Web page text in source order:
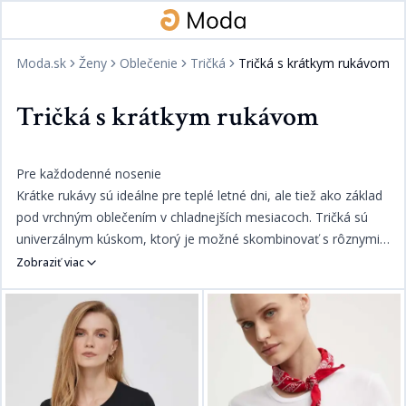
Moda.sk Ženy Oblečenie Tričká Tričká s krátkym rukávom
Tričká s krátkym rukávom
Pre každodenné nosenie​​​​‌ ‍ ​‍​‍‌‍ ‌ ​‍‌‍‍‌‌‍‌ ‌‍‍‌‌‍ ‍​‍​‍​ ‍‍​‍​‍‌ ​ ‌‍​‌‌‍ ‍‌‍‍‌‌ ‌​‌ ‍‌​‍ ‍‌‍‍‌‌‍ ​‍​‍​‍ ​​‍​‍‌‍‍​‌ ​‍‌‍‌‌‌‍‌‍​‍​‍​ ‍‍​‍​‍‌‍‍​‌ ‌​‌ ‌​‌ ​​​ ‍‍​‍ ​‍ ‌‍ ​‌‍ ‌‍​ ‌‍​‌‌‍ ​‌‍‍​‌‍ ‌ ​ ‌ ‌​​ ‍‍​ ​ ​ ​​​ ​​​ ​​​‍ ‌ ​ ‌ ‌​‌ ‌‌‌‍‌​‌‍‍‌‌‍ ​‍ ‌‍‍‌‌‍ ‍‌ ‌​‌‍‌‌‌‍ ‍‌ ‌​​‍ ‌‍‌‌‌‍‌​‌‍‍‌‌ ‌​​‍ ‌‍ ‌‌‍ ‌‍‌​‌‍‌‌​ ‌‌ ​​‌ ​‍‌‍‌‌‌ ​ ‌‍‌‌‌‍ ‍‌ ‌​‌‍​‌‌ ‌​‌‍‍‌‌‍ ‌‍ ‍​ ‍ ‌‍‍‌‌‍‌​​ ‌​ ​‌​ ‍​​ ‍​‌‍‌​​ ​‌​ ‍‌​ ​​​ ‍​​‍ ‌‌‍​‍​ ‌ ​ ‍​​ ‍​​‍ ‌​ ‌​​ ‍​​ ‌‌​ ‍‌​‍ ‌‌‍​‍​ ​ ​ ​‌​ ​‍​‍ ‌​ ‌‌​ ‌‍​ ​ ‌‍​‍​ ​​​ ‌ ‌‍‌​‌‍​ ​ ​​​ ‌‍‌‍‌‍​ ‌‌​ ‍ ‌ ‌​‌ ‍‌‌ ​​‌‍‌‌​ ‌‌‍​ ‌‍​‌‌ ‌​‌‍‌‌‌‍‌ ‌‍ ‌ ​‍‌‍‍‌‌‍‌‌‌ ​ ​ ‍ ‌ ​​‌‍​‌‌ ‌​‌‍‍​​ ‌‌ ​​‌ ​‍‌‍‍‌‌‍ ‌‌‍​‌‌ ​‍‌ ‍‌‌‌‌​‌‍‌‌‌ ‍​‌ ‌​​‍‌‌​ ‌‌‌​​‍‌‌ ‌‍‍ ‌‍‌‌‌ ‍‌​‍‌‌​ ​ ‌​‌​​‍‌‌​ ​ ‌​‌​​‍‌‌​ ​‍​ ​‍​ ​ ​ ​‍‌‍‌‍‌‍​ ​ ‍​​ ‌‌​ ‌‌‌‍‌‌​ ‌‌​ ​‍​ ‌​‌‍​‌​‍‌‌​ ​‍​ ​‍​‍‌‌​ ‌‌‌​‌​​‍ ‍‌‍​ ‌‍‍​‌‍‍‌‌‍ ​‌‍‌​‌ ​‍‌‍‌‌‌‍ ‍​‍‌‌​ ‌‌‌​​‍‌‌ ‌‍‍ ‌‍‌‌‌ ‍‌​‍‌‌​ ​ ‌​‌​​‍‌‌​ ​ ‌​‌​​‍‌‌​ ​‍​ ​‍​ ​ ​ ‍‌​ ​ ‌‍‌​​ ‌‍‌‍‌‍​ ​ ​ ‍‌‌‍‌‍​ ​​‌‍‌‌​ ‍​​ ​​​‍‌‌​ ​‍​ ​‍​‍‌‌​ ‌‌‌​‌​​‍ ‍‌ ‌​‌‍‌‌‌ ‍​‌ ‌​​ ‌‍​‍‌‍​‌‌ ​ ‌‍‌‌‌‌‌‌‌ ​‍‌‍ ​​ ‌‌‍‍​‌ ‌​‌ ‌​‌ ​​​‍‌‌​ ​ ‌​​‌​‍‌‌​ ​‍‌​‌‍​‍‌‌​ ​‍‌​‌‍‌‍ ​‌‍ ‌‍​ ‌‍​‌‌‍ ​‌‍‍​‌‍ ‌ ​ ‌ ‌​​‍‌‌​ ​ ‌​​‌​ ​ ​ ​​​ ​​​ ​​​‍‌‌​ ​‍‌​‌‍‌ ​ ‌ ‌​‌ ‌‌‌‍‌​‌‍‍‌‌‍ ​‍‌‍‌‍‍‌‌‍‌​​ ‌​ ​‌​ ‍​​ ‍​‌‍‌​​ ​‌​ ‍‌​ ​​​ ‍​​‍ ‌‌‍​‍​ ‌ ​ ‍​​ ‍​​‍ ‌​ ‌​​ ‍​​ ‌‌​ ‍‌​‍ ‌‌‍​‍​ ​ ​ ​‌​ ​‍​‍ ‌​ ‌‌​ ‌‍​ ​ ‌‍​‍​ ​​​ ‌ ‌‍‌​‌‍​ ​ ​​​ ‌‍‌‍‌‍​ ‌‌​‍‌‍‌ ‌​‌ ‍‌‌ ​​‌‍‌‌​ ‌‌‍​ ‌‍​‌‌ ‌​‌‍‌‌‌‍‌ ‌‍ ‌ ​‍‌‍‍‌‌‍‌‌‌ ​ ​‍‌‍‌ ​​‌‍​‌‌ ‌​‌‍‍​​ ‌‌ ​​‌ ​‍‌‍‍‌‌‍ ‌‌‍​‌‌ ​‍‌ ‍‌‌‌‌​‌‍‌‌‌ ‍​‌ ‌​​‍‌‌​ ‌‌‌​​‍‌‌ ‌‍‍ ‌‍‌‌‌ ‍‌​‍‌‌​ ​ ‌​‌​​‍‌‌​ ​ ‌​‌​​‍‌‌​ ​‍​ ​‍​ ​ ​ ​‍‌‍‌‍‌‍​ ​ ‍​​ ‌‌​ ‌‌‌‍‌‌​ ‌‌​ ​‍​ ‌​‌‍​‌​‍‌‌​ ​‍​ ​‍​‍‌‌​ ‌‌‌​‌​​‍ ‍‌‍​ ‌‍‍​‌‍‍‌‌‍ ​‌‍‌​‌ ​‍‌‍‌‌‌‍ ‍​‍‌‌​ ‌‌‌​​‍‌‌ ‌‍‍ ‌‍‌‌‌ ‍‌​‍‌‌​ ​ ‌​‌​​‍‌‌​ ​ ‌​‌​​‍‌‌​ ​‍​ ​‍​ ​ ​ ‍‌​ ​ ‌‍‌​​ ‌‍‌‍‌‍​ ​ ​ ‍‌‌‍‌‍​ ​​‌‍‌‌​ ‍​​ ​​​‍‌‌​ ​‍​ ​‍​‍‌‌​ ‌‌‌​‌​​‍ ‍‌ ‌​‌‍‌‌‌ ‍​‌ ‌​​‍‌‍‌ ​​‌‍‌‌‌ ​‍‌ ​ ‌ ​​‌‍‌‌‌‍​ ‌ ‌​‌‍‍‌‌ ‌‍‌‍‌‌​ ‌‌ ​​‌ ‌‌‌‍​‍‌‍ ​‌‍‍‌‌ ​ ‌‍‍​‌‍‌‌‌‍‌​​‍​‍‌ ‌
Krátke rukávy sú ideálne pre teplé letné dni, ale tiež ako základ
pod vrchným oblečením v chladnejších mesiacoch. Tričká sú
univerzálnym kúskom, ktorý je možné skombinovať s rôznymi
typmi oblečenia, od džínsov po sukne.​​​​‌ ‍ ​‍​‍‌‍ ‌ ​‍‌‍‍‌‌‍‌ ‌‍‍‌‌‍ ‍​‍​‍​ ‍‍​‍​‍‌ ​ ‌‍​‌‌‍ ‍‌‍‍‌‌ ‌​‌ ‍‌​‍ ‍‌‍‍‌‌‍ ​‍​‍​‍ ​​‍​‍‌‍‍​‌ ​‍‌‍‌‌‌‍‌‍​‍​‍​ ‍‍​‍​‍‌‍‍​‌ ‌​‌ ‌​‌ ​​​ ‍‍​‍ ​‍ ‌‍ ​‌‍ ‌‍​ ‌‍​‌‌‍ ​‌‍‍​‌‍ ‌ ​ ‌ ‌​​ ‍‍​ ​ ​ ​​​ ​​​ ​​​‍ ‌ ​ ‌ ‌​‌ ‌‌‌‍‌​‌‍‍‌‌‍ ​‍ ‌‍‍‌‌‍ ‍‌ ‌​‌‍‌‌‌‍ ‍‌ ‌​​‍ ‌‍‌‌‌‍‌​‌‍‍‌‌ ‌​​‍ ‌‍ ‌‌‍ ‌‍‌​‌‍‌‌​ ‌‌ ​​‌ ​‍‌‍‌‌‌ ​ ‌‍‌‌‌‍ ‍‌ ‌​‌‍​‌‌ ‌​‌‍‍‌‌‍ ‌‍ ‍​ ‍ ‌‍‍‌‌‍‌​​ ‌​ ​‌​ ‍​​ ‍​‌‍‌​​ ​‌​ ‍‌​ ​​​ ‍​​‍ ‌‌‍​‍​ ‌ ​ ‍​​ ‍​​‍ ‌​ ‌​​ ‍​​ ‌‌​ ‍‌​‍ ‌‌‍​‍​ ​ ​ ​‌​ ​‍​‍ ‌​ ‌‌​ ‌‍​ ​ ‌‍​‍​ ​​​ ‌ ‌‍‌​‌‍​ ​ ​​​ ‌‍‌‍‌‍​ ‌‌​ ‍ ‌ ‌​‌ ‍‌‌ ​​‌‍‌‌​ ‌‌‍​ ‌‍​‌‌ ‌​‌‍‌‌‌‍‌ ‌‍ ‌ ​‍‌‍‍‌‌‍‌‌‌ ​ ​ ‍ ‌ ​​‌‍​‌‌ ‌​‌‍‍​​ ‌‌ ​​‌ ​‍‌‍‍‌‌‍ ‌‌‍​‌‌ ​‍‌ ‍‌‌‌‌​‌‍‌‌‌ ‍​‌ ‌​​‍‌‌​ ‌‌‌​​‍‌‌ ‌‍‍ ‌‍‌‌‌ ‍‌​‍‌‌​ ​ ‌​‌​​‍‌‌​ ​ ‌​‌​​‍‌‌​ ​‍​ ​‍​ ‌​​ ​ ‌‍​‍‌‍‌‌‌‍​‍​ ​‍​ ​ ‌‍​ ‌‍‌​‌‍​‍‌‍‌‌​ ​‍​‍‌‌​ ​‍​ ​‍​‍‌‌​ ‌‌‌​‌​​‍ ‍‌‍​ ‌‍‍​‌‍‍‌‌‍ ​‌‍‌​‌ ​‍‌‍‌‌‌‍ ‍​‍‌‌​ ‌‌‌​​‍‌‌ ‌‍‍ ‌‍‌‌‌ ‍‌​‍‌‌​ ​ ‌​‌​​‍‌‌​ ​ ‌​‌​​‍‌‌​ ​‍​ ​‍‌‍​‍‌‍​ ​ ​‌​ ‌ ‌‍‌‌‌‍‌​‌‍‌​​ ‌‍​ ‍​​ ​​‌‍​ ​ ‍​​ ​​​‍‌‌​ ​‍​ ​‍​‍‌‌​ ‌‌‌​‌​​‍ ‍‌ ‌​‌‍‌‌‌ ‍​‌ ‌​​ ‌‍​‍‌‍​‌‌ ​ ‌‍‌‌‌‌‌‌‌ ​‍‌‍ ​​ ‌‌‍‍​‌ ‌​‌ ‌​‌ ​​​‍‌‌​ ​ ‌​​‌​‍‌‌​ ​‍‌​‌‍​‍‌‌​ ​‍‌​‌‍‌‍ ​‌‍ ‌‍​ ‌‍​‌‌‍ ​‌‍‍​‌‍ ‌ ​ ‌ ‌​​‍‌‌​ ​ ‌​​‌​ ​ ​ ​​​ ​​​ ​​​‍‌‌​ ​‍‌​‌‍‌ ​ ‌ ‌​‌ ‌‌‌‍‌​‌‍‍‌‌‍ ​‍‌‍‌‍‍‌‌‍‌​​ ‌​ ​‌​ ‍​​ ‍​‌‍‌​​ ​‌​ ‍‌​ ​​​ ‍​​‍ ‌‌‍​‍​ ‌ ​ ‍​​ ‍​​‍ ‌​ ‌​​ ‍​​ ‌‌​ ‍‌​‍ ‌‌‍​‍​ ​ ​ ​‌​ ​‍​‍ ‌​ ‌‌​ ‌‍​ ​ ‌‍​‍​ ​​​ ‌ ‌‍‌​‌‍​ ​ ​​​ ‌‍‌‍‌‍​ ‌‌​‍‌‍‌ ‌​‌ ‍‌‌ ​​‌‍‌‌​ ‌‌‍​ ‌‍​‌‌ ‌​‌‍‌‌‌‍‌ ‌‍ ‌ ​‍‌‍‍‌‌‍‌‌‌ ​ ​‍‌‍‌ ​​‌‍​‌‌ ‌​‌‍‍​​ ‌‌ ​​‌ ​‍‌‍‍‌‌‍ ‌‌‍​‌‌ ​‍‌ ‍‌‌‌‌​‌‍‌‌‌ ‍​‌ ‌​​‍‌‌​ ‌‌‌​​‍‌‌ ‌‍‍ ‌‍‌‌‌ ‍‌​‍‌‌​ ​ ‌​‌​​‍‌‌​ ​ ‌​‌​​‍‌‌​ ​‍​ ​‍​ ‌​​ ​ ‌‍​‍‌‍‌‌‌‍​‍​ ​‍​ ​ ‌‍​ ‌‍‌​‌‍​‍‌‍‌‌​ ​‍​‍‌‌​ ​‍​ ​‍​‍‌‌​ ‌‌‌​‌​​‍ ‍‌‍​ ‌‍‍​‌‍‍‌‌‍ ​‌‍‌​‌ ​‍‌‍‌‌‌‍ ‍​‍‌‌​ ‌‌‌​​‍‌‌ ‌‍‍ ‌‍‌‌‌ ‍‌​‍‌‌​ ​ ‌​‌​​‍‌‌​ ​ ‌​‌​​‍‌‌​ ​‍​ ​‍‌‍​‍‌‍​ ​ ​‌​ ‌ ‌‍‌‌‌‍‌​‌‍‌​​ ‌‍​ ‍​​ ​​‌‍​ ​ ‍​​ ​​​‍‌‌​ ​‍​ ​‍​‍‌‌​ ‌‌‌​‌​​‍ ‍‌ ‌​‌‍‌‌‌ ‍​‌ ‌​​‍‌‍‌ ​​‌‍‌‌‌ ​‍‌ ​ ‌ ​​‌‍‌‌‌‍​ ‌ ‌​‌‍‍‌‌ ‌‍‌‍‌‌​ ‌‌ ​​‌ ‌‌‌‍​‍‌‍ ​‌‍‍‌‌ ​ ‌‍‍​‌‍‌‌‌‍‌​​‍​‍‌ ‌
Zobraziť viac